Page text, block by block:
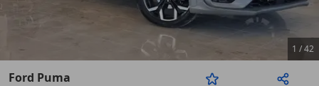
1 /42
Ford Puma